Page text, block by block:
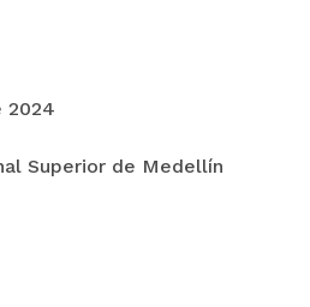
2024
Superior de Medellín